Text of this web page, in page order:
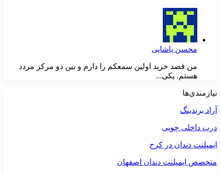
محسن پاشایی
من قصد خرید اولین سمعکم را دارم و بین دو مرکز مردد
هستم. یکی...
نیازمندی‌ها
آراد برندینگ
درب داخلی چوبی
ایمپلنت دندان در کرج
متخصص ایمپلنت دندان اصفهان